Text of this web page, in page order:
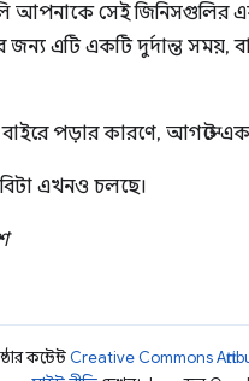
আপনাকে সেই জিনিসগুলির
জন্য এটি একটি দুর্দান্ত
পড়ার কারণে, আগস্টে
এখনও চলছে।
কন্টেন্ট Creative Commons